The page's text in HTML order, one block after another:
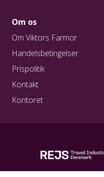
Om os
Om Viktors Farmor
Handelsbetingelser
Prispolitik
Kontakt
Kontoret